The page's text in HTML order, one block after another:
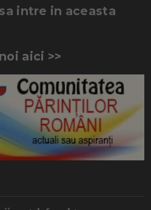
intre in aceasta
aici >>